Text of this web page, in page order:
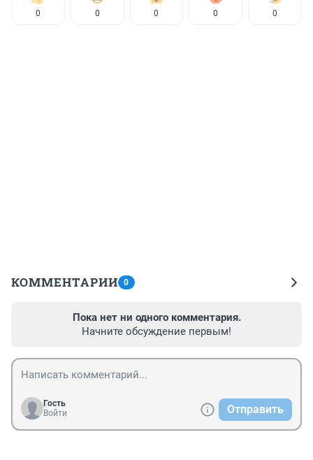
0 0 0 0 0
КОММЕНТАРИИ 0
Пока нет ни одного комментария.
Начните обсуждение первым!
Гость
Войти
Отправить